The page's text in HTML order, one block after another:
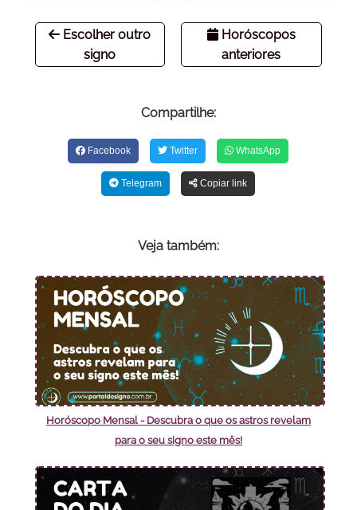
Escolher outro
signo
Horóscopos
anteriores
Compartilhe:
Facebook Twitter WhatsApp
Telegram Copiar link
Veja também:
Horóscopo Mensal - Descubra o que os astros revelam
para o seu signo este mês!